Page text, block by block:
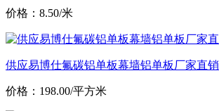
价格：8.50/米
供应易博仕氟碳铝单板幕墙铝单板厂家直销
价格：198.00/平方米